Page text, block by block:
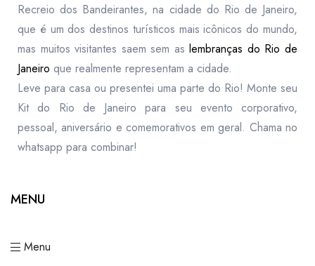
Recreio dos Bandeirantes, na cidade do Rio de Janeiro,
que é um dos destinos turísticos mais icônicos do mundo,
mas muitos visitantes saem sem aslembranças do Rio de
Janeiro que realmente representam a cidade.
Leve para casa ou presentei uma parte do Rio! Monte seu
Kit do Rio de Janeiro para seu evento corporativo,
pessoal, aniversário e comemorativos em geral. Chama no
whatsapp para combinar!
MENU
Menu